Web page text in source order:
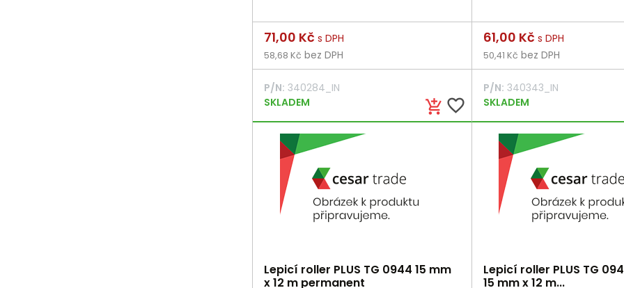
add_shopping_cart favorite_border
Cena
71,00 Kč s DPH
58,68 Kč bez DPH
P/N: 340284_IN
SKLADEM
Cena
61,00 Kč s DPH
50,41 Kč bez DPH
P/N: 340343_IN
SKLADEM
Lepicí roller PLUS TG 0944 15 mm
x 12 m permanent
Lepicí roller PLUS TG
15 mm x 12 m...